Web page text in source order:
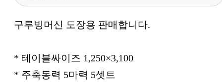
구루빙머신 도장용 판매합니다.
* 테이블싸이즈 1,250×3,100
* 주축동력 5마력 5셋트